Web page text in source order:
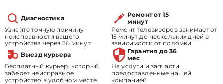
Диагностика
Узнайте точную причину
неисправности вашего
устройства через 30 минут
Ремонт от 15
минут
Ремонт телевизоров занимает от
15 минут до нескольких дней в
зависимости от поломки
Выезд курьера
Бесплатный курьер, который
заберет неисправное
устройство в удобном месте.
Гарантия до 36
мес
На услуги и запчасти
предоставленные нашей
компанией